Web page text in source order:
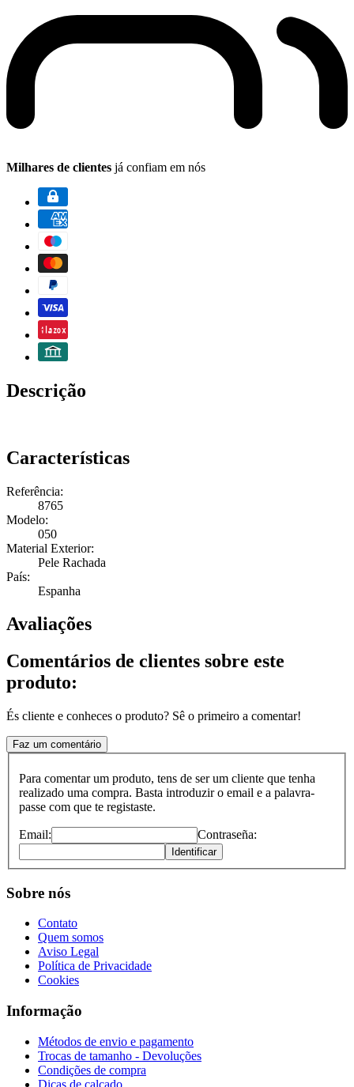
Milhares de clientes já confiam em nós
Descrição
Características
Referência:
8765
Modelo:
050
Material Exterior:
Pele Rachada
País:
Espanha
Avaliações
Comentários de clientes sobre este
produto:
És cliente e conheces o produto? Sê o primeiro a comentar!
Faz um comentário
Para comentar um produto, tens de ser um cliente que tenha
realizado uma compra. Basta introduzir o email e a palavra-
passe com que te registaste.
Email: Contraseña:
Identificar
Sobre nós
Contato
Quem somos
Aviso Legal
Política de Privacidade
Cookies
Informação
Métodos de envio e pagamento
Trocas de tamanho - Devoluções
Condições de compra
Dicas de calçado